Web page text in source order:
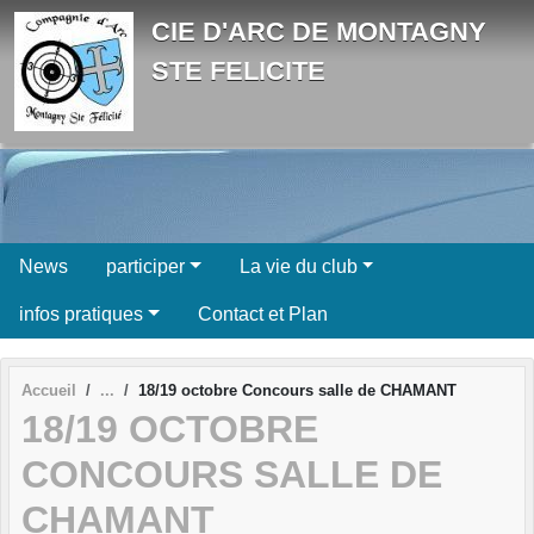
CIE D'ARC DE MONTAGNY
STE FELICITE
News participer La vie du club
infos pratiques Contact et Plan
Accueil 18/19 octobre Concours salle de CHAMANT
18/19 OCTOBRE
CONCOURS SALLE DE
CHAMANT
Panneau de gestion des cookies